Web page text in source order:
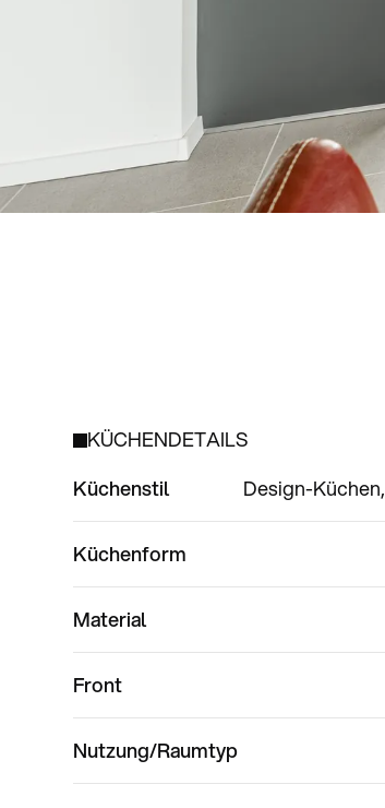
KÜCHENDETAILS
Küchenstil
Design-Küchen
Küchenform
Material
Front
Nutzung/Raumtyp